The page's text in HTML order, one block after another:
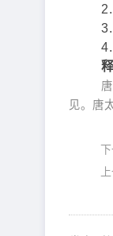
2.李
3.徐
4.珍:
见。唐
下